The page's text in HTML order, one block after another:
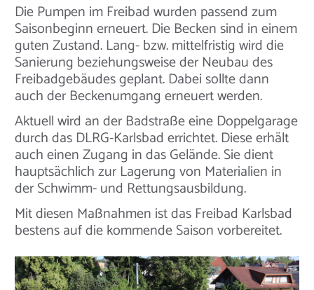
Die Pumpen im Freibad wurden passend zum
Saisonbeginn erneuert. Die Becken sind in einem
guten Zustand. Lang- bzw. mittelfristig wird die
Sanierung beziehungsweise der Neubau des
Freibadgebäudes geplant. Dabei sollte dann
auch der Beckenumgang erneuert werden.
Aktuell wird an der Badstraße eine Doppelgarage
durch das DLRG-Karlsbad errichtet. Diese erhält
auch einen Zugang in das Gelände. Sie dient
hauptsächlich zur Lagerung von Materialien in
der Schwimm- und Rettungsausbildung.
Mit diesen Maßnahmen ist das Freibad Karlsbad
bestens auf die kommende Saison vorbereitet.